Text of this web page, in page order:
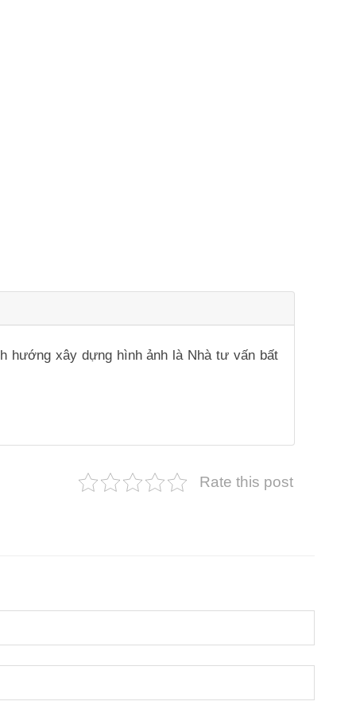
hướng xây dựng hình ảnh là Nhà tư vấn bất
Rate this post